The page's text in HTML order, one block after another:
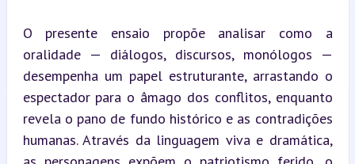
O presente ensaio propõe analisar como a
oralidade — diálogos, discursos, monólogos —
desempenha um papel estruturante, arrastando o
espectador para o âmago dos conflitos, enquanto
revela o pano de fundo histórico e as contradições
humanas. Através da linguagem viva e dramática,